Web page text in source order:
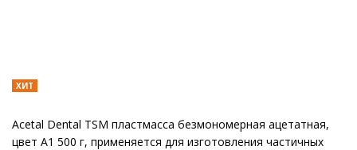
ХИТ
Acetal Dental TSM пластмасса безмономерная ацетатная,
цвет A1 500 г, применяется для изготовления частичных